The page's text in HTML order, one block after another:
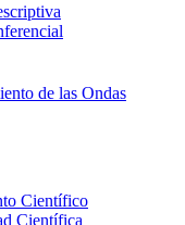
de las Ondas
Científico
Científica